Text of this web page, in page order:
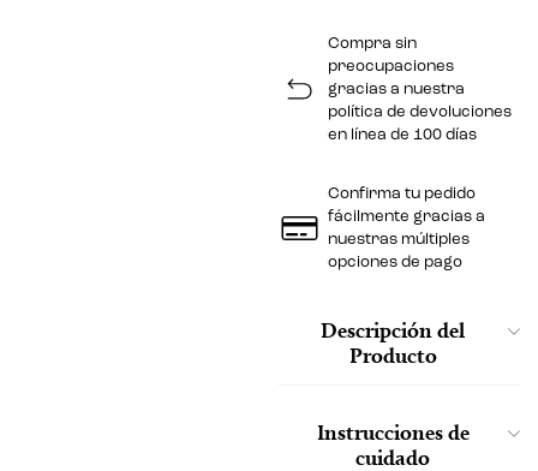
Compra sin
preocupaciones
gracias a nuestra
política de devoluciones
en línea de 100 días
Confirma tu pedido
fácilmente gracias a
nuestras múltiples
opciones de pago
Descripción del
Producto
Instrucciones de
cuidado